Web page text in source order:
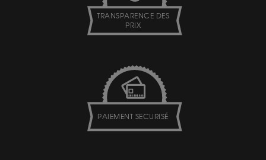
TRANSPARENCE DES
PRIX
PAIEMENT SECURISÉ